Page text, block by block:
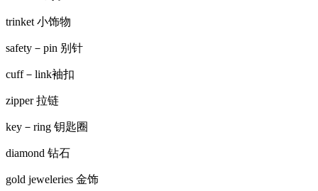
trinket 小饰物
safety－pin 别针
cuff－link袖扣
zipper 拉链
key－ring 钥匙圈
diamond 钻石
gold jeweleries 金饰